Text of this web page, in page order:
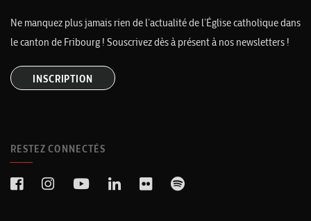
Ne manquez plus jamais rien de l’actualité de l’Église catholique dans
le canton de Fribourg ! Souscrivez dès à présent à nos newsletters !
INSCRIPTION
RESTEZ CONNECTÉS